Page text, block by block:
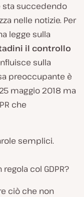
succedendo
nelle notizie. Per
legge sulla
il controllo
sulla
preoccupante è
maggio 2018 ma
che
semplici.
col GDPR?
ciò che non